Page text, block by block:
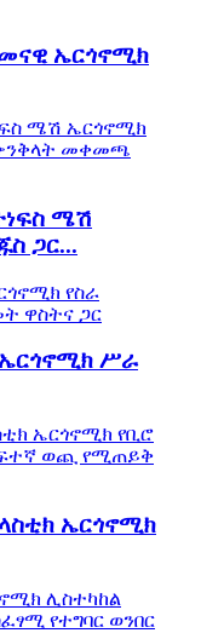
ኤርጎኖሚክ
ሜሽ
ጋር...
ኤርጎኖሚክ ሥራ
ኤርጎኖሚክ